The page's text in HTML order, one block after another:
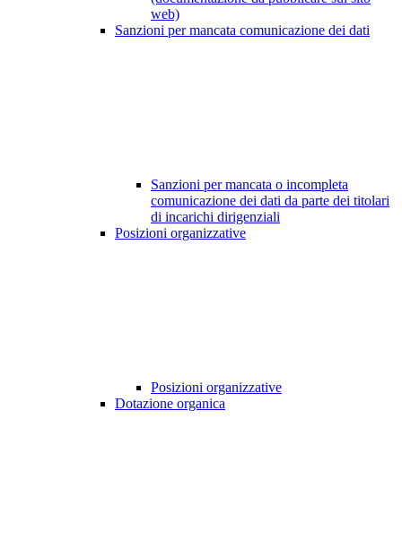
web)
Sanzioni per mancata comunicazione dei dati
Sanzioni per mancata o incompleta
comunicazione dei dati da parte dei titolari
di incarichi dirigenziali
Posizioni organizzative
Posizioni organizzative
Dotazione organica